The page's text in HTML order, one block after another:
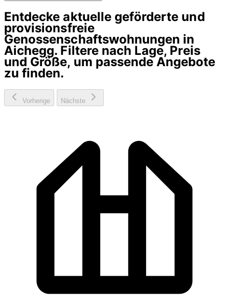
Entdecke aktuelle geförderte und
provisionsfreie
Genossenschaftswohnungen in
Aichegg. Filtere nach Lage, Preis
und Größe, um passende Angebote
zu finden.
Vorherige Nächste